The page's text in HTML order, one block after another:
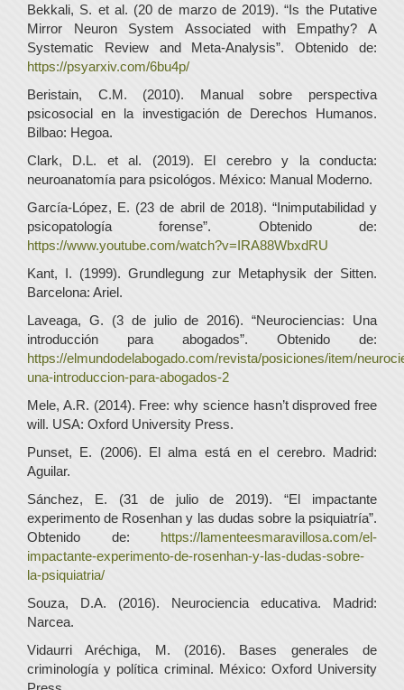
Bekkali, S. et al. (20 de marzo de 2019). “Is the Putative
Mirror Neuron System Associated with Empathy? A
Systematic Review and Meta-Analysis”. Obtenido de:
https://psyarxiv.com/6bu4p/
Beristain, C.M. (2010). Manual sobre perspectiva
psicosocial en la investigación de Derechos Humanos.
Bilbao: Hegoa.
Clark, D.L. et al. (2019). El cerebro y la conducta:
neuroanatomía para psicológos. México: Manual Moderno.
García-López, E. (23 de abril de 2018). “Inimputabilidad y
psicopatología forense”. Obtenido de:
https://www.youtube.com/watch?v=IRA88WbxdRU
Kant, I. (1999). Grundlegung zur Metaphysik der Sitten.
Barcelona: Ariel.
Laveaga, G. (3 de julio de 2016). “Neurociencias: Una
introducción para abogados”. Obtenido de:
https://elmundodelabogado.com/revista/posiciones/item/
una-introduccion-para-abogados-2
Mele, A.R. (2014). Free: why science hasn’t disproved free
will. USA: Oxford University Press.
Punset, E. (2006). El alma está en el cerebro. Madrid:
Aguilar.
Sánchez, E. (31 de julio de 2019). “El impactante
experimento de Rosenhan y las dudas sobre la psiquiatría”.
Obtenido de: https://lamenteesmaravillosa.com/el-
impactante-experimento-de-rosenhan-y-las-dudas-sobre-
la-psiquiatria/
Souza, D.A. (2016). Neurociencia educativa. Madrid:
Narcea.
Vidaurri Aréchiga, M. (2016). Bases generales de
criminología y política criminal. México: Oxford University